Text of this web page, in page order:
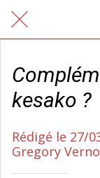
kesako ?
Rédigé le 27/
Gregory